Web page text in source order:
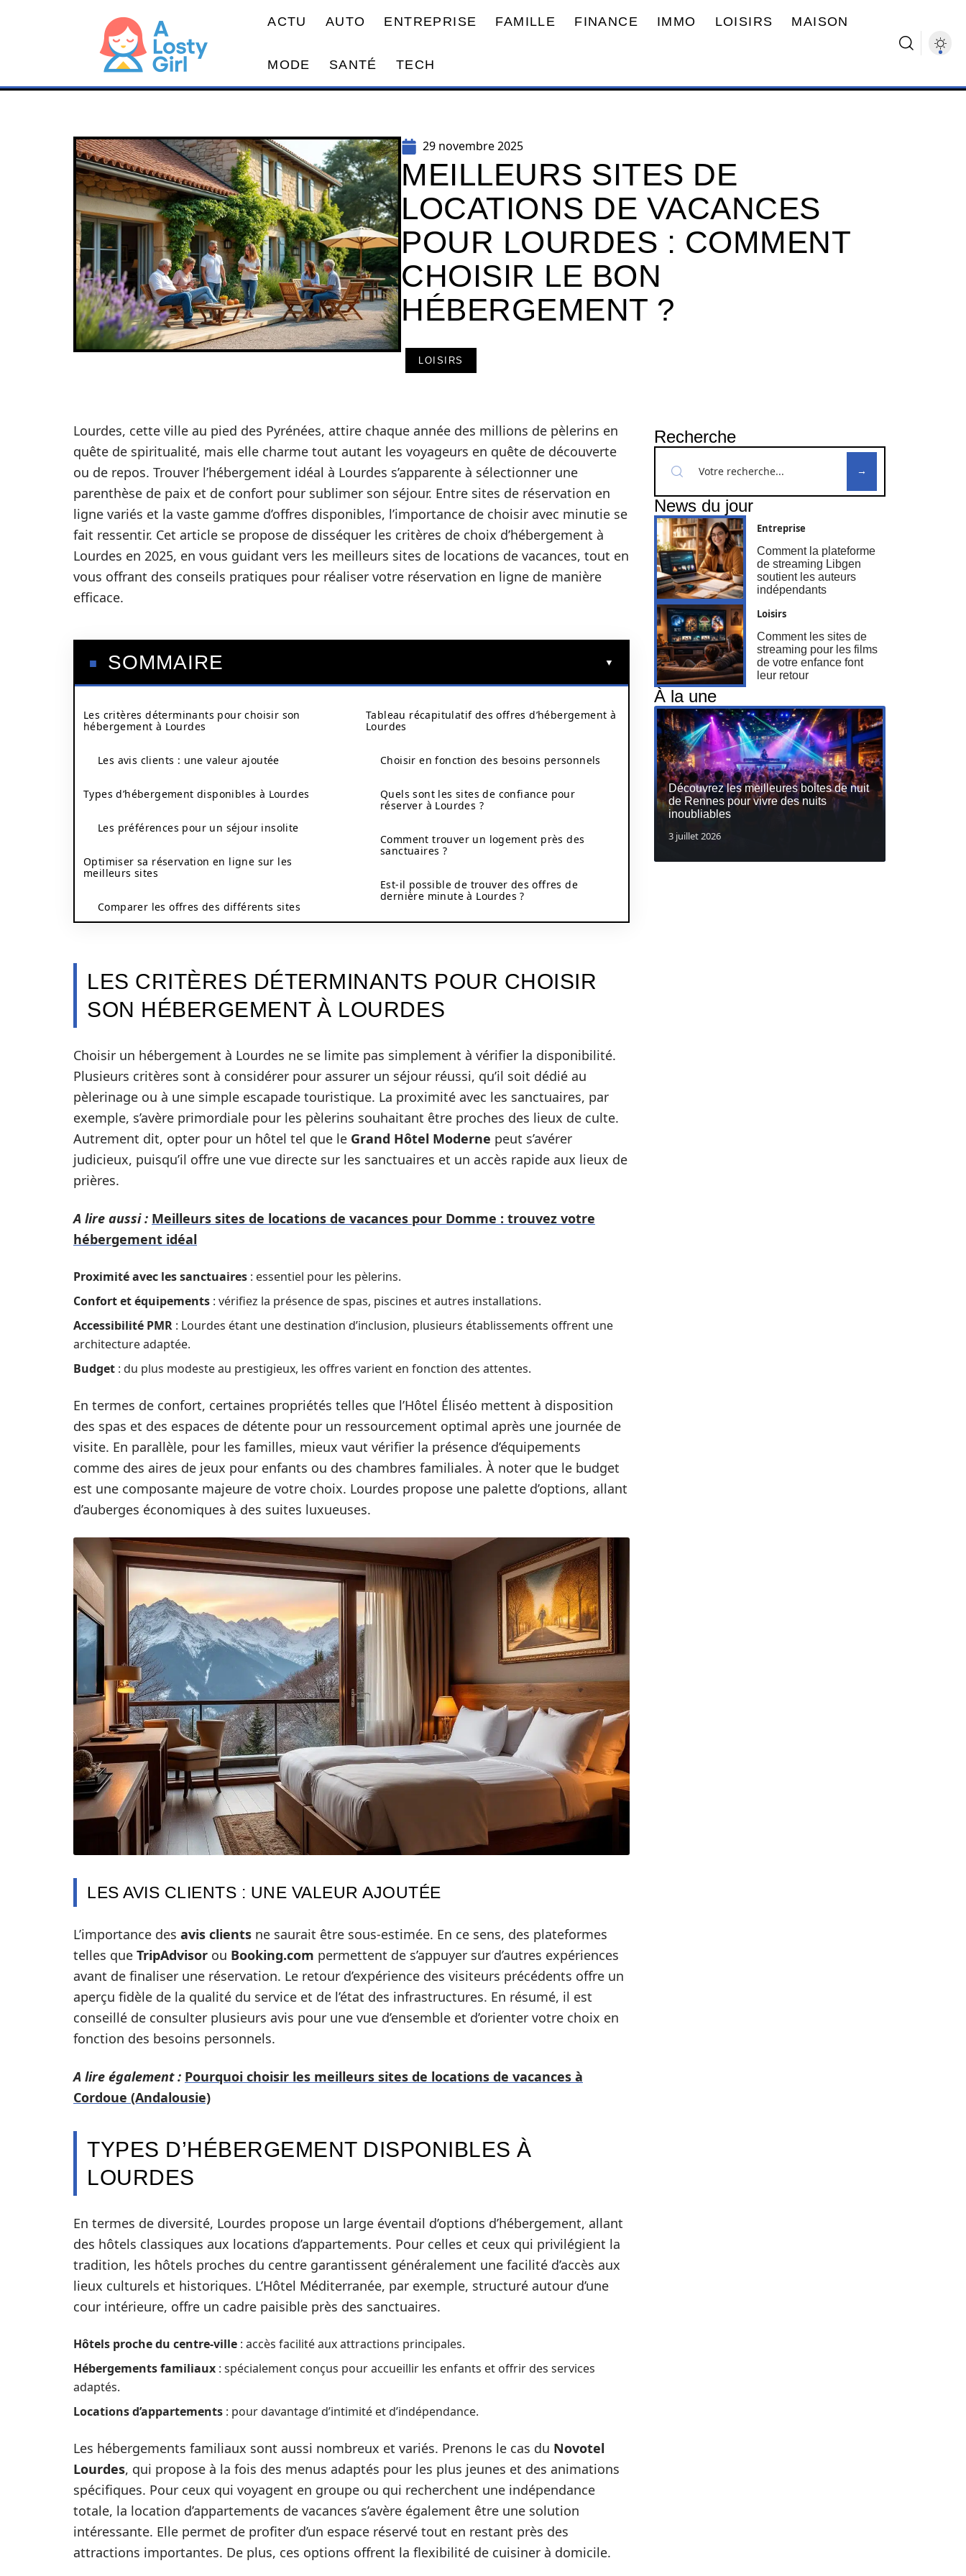
ACTU AUTO ENTREPRISE FAMILLE FINANCE IMMO LOISIRS MAISON
MODE SANTÉ TECH
29 novembre 2025
MEILLEURS SITES DE
LOCATIONS DE VACANCES
POUR LOURDES : COMMENT
CHOISIR LE BON
HÉBERGEMENT ?
LOISIRS
Lourdes, cette ville au pied des Pyrénées, attire chaque année des millions de pèlerins en
quête de spiritualité, mais elle charme tout autant les voyageurs en quête de découverte
ou de repos. Trouver l’hébergement idéal à Lourdes s’apparente à sélectionner une
parenthèse de paix et de confort pour sublimer son séjour. Entre sites de réservation en
ligne variés et la vaste gamme d’offres disponibles, l’importance de choisir avec minutie se
fait ressentir. Cet article se propose de disséquer les critères de choix d’hébergement à
Lourdes en 2025, en vous guidant vers les meilleurs sites de locations de vacances, tout en
vous offrant des conseils pratiques pour réaliser votre réservation en ligne de manière
efficace.
SOMMAIRE
Les critères déterminants pour choisir son
hébergement à Lourdes
Les avis clients : une valeur ajoutée
Types d’hébergement disponibles à Lourdes
Les préférences pour un séjour insolite
Optimiser sa réservation en ligne sur les
meilleurs sites
Comparer les offres des différents sites
Tableau récapitulatif des offres d’hébergement à
Lourdes
Choisir en fonction des besoins personnels
Quels sont les sites de confiance pour
réserver à Lourdes ?
Comment trouver un logement près des
sanctuaires ?
Est-il possible de trouver des offres de
dernière minute à Lourdes ?
LES CRITÈRES DÉTERMINANTS POUR CHOISIR
SON HÉBERGEMENT À LOURDES
Choisir un hébergement à Lourdes ne se limite pas simplement à vérifier la disponibilité.
Plusieurs critères sont à considérer pour assurer un séjour réussi, qu’il soit dédié au
pèlerinage ou à une simple escapade touristique. La proximité avec les sanctuaires, par
exemple, s’avère primordiale pour les pèlerins souhaitant être proches des lieux de culte.
Autrement dit, opter pour un hôtel tel que le Grand Hôtel Moderne peut s’avérer
judicieux, puisqu’il offre une vue directe sur les sanctuaires et un accès rapide aux lieux de
prières.
A lire aussi : Meilleurs sites de locations de vacances pour Domme : trouvez votre
hébergement idéal
Proximité avec les sanctuaires : essentiel pour les pèlerins.
Confort et équipements : vérifiez la présence de spas, piscines et autres installations.
Accessibilité PMR : Lourdes étant une destination d’inclusion, plusieurs établissements offrent une
architecture adaptée.
Budget : du plus modeste au prestigieux, les offres varient en fonction des attentes.
En termes de confort, certaines propriétés telles que l’Hôtel Éliséo mettent à disposition
des spas et des espaces de détente pour un ressourcement optimal après une journée de
visite. En parallèle, pour les familles, mieux vaut vérifier la présence d’équipements
comme des aires de jeux pour enfants ou des chambres familiales. À noter que le budget
est une composante majeure de votre choix. Lourdes propose une palette d’options, allant
d’auberges économiques à des suites luxueuses.
LES AVIS CLIENTS : UNE VALEUR AJOUTÉE
L’importance des avis clients ne saurait être sous-estimée. En ce sens, des plateformes
telles que TripAdvisor ou Booking.com permettent de s’appuyer sur d’autres expériences
avant de finaliser une réservation. Le retour d’expérience des visiteurs précédents offre un
aperçu fidèle de la qualité du service et de l’état des infrastructures. En résumé, il est
conseillé de consulter plusieurs avis pour une vue d’ensemble et d’orienter votre choix en
fonction des besoins personnels.
A lire également : Pourquoi choisir les meilleurs sites de locations de vacances à
Cordoue (Andalousie)
TYPES D’HÉBERGEMENT DISPONIBLES À
LOURDES
En termes de diversité, Lourdes propose un large éventail d’options d’hébergement, allant
des hôtels classiques aux locations d’appartements. Pour celles et ceux qui privilégient la
tradition, les hôtels proches du centre garantissent généralement une facilité d’accès aux
lieux culturels et historiques. L’Hôtel Méditerranée, par exemple, structuré autour d’une
cour intérieure, offre un cadre paisible près des sanctuaires.
Hôtels proche du centre-ville : accès facilité aux attractions principales.
Hébergements familiaux : spécialement conçus pour accueillir les enfants et offrir des services
adaptés.
Locations d’appartements : pour davantage d’intimité et d’indépendance.
Les hébergements familiaux sont aussi nombreux et variés. Prenons le cas du Novotel
Lourdes, qui propose à la fois des menus adaptés pour les plus jeunes et des animations
spécifiques. Pour ceux qui voyagent en groupe ou qui recherchent une indépendance
totale, la location d’appartements de vacances s’avère également être une solution
intéressante. Elle permet de profiter d’un espace réservé tout en restant près des
attractions importantes. De plus, ces options offrent la flexibilité de cuisiner à domicile.
Recherche
News du jour
Entreprise
Comment la plateforme
de streaming Libgen
soutient les auteurs
indépendants
Loisirs
Comment les sites de
streaming pour les films
de votre enfance font
leur retour
À la une
Découvrez les meilleures boites de nuit
de Rennes pour vivre des nuits
inoubliables
3 juillet 2026